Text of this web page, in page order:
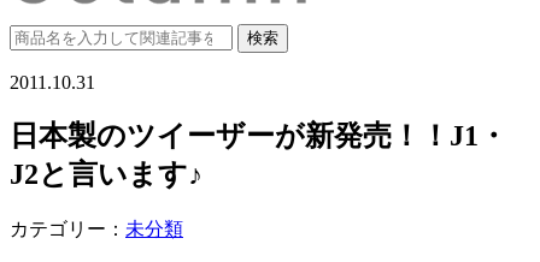
2011.10.31
日本製のツイーザーが新発売！！J1・
J2と言います♪
カテゴリー： 未分類